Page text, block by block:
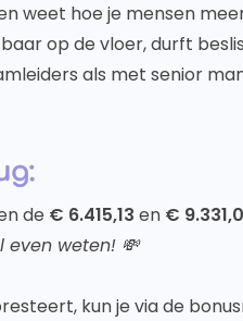
weet hoe je mensen
op de vloer, durft
als met senior
de € 6.415,13 en €
even weten! 💸
kun je via de